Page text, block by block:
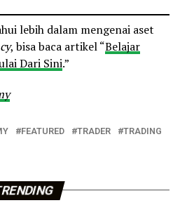
lebih dalam mengenai aset
, bisa baca artikel “Belajar
Dari Sini.”
FEATURED TRADER TRADING